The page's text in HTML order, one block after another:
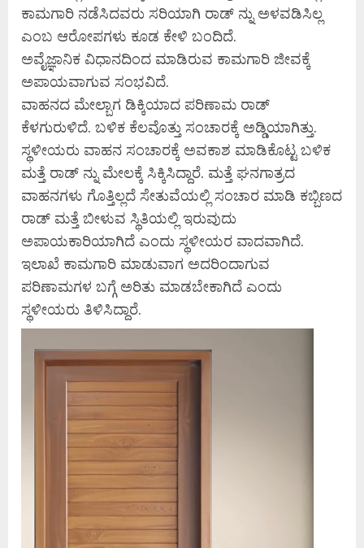
‌ಕಾಮಗಾರಿ ನಡೆಸಿದವರು ಸರಿಯಾಗಿ ರಾಡ್ ನ್ನು ಅಳವಡಿಸಿಲ್ಲ
ಎಂಬ ಆರೋಪಗಳು ಕೂಡ ಕೇಳಿ ಬಂದಿದೆ.
ಅವೈಜ್ಞಾನಿಕ ವಿಧಾನದಿಂದ ಮಾಡಿರುವ ಕಾಮಗಾರಿ ಜೀವಕ್ಕೆ
ಅಪಾಯವಾಗುವ ಸಂಭವಿದೆ.
ವಾಹನದ ಮೇಲ್ಬಾಗ ಡಿಕ್ಕಿಯಾದ ಪರಿಣಾಮ ರಾಡ್
ಕೆಳಗುರುಳಿದೆ. ಬಳಿಕ ಕೆಲವೊತ್ತು ಸಂಚಾರಕ್ಕೆ ಅಡ್ಡಿಯಾಗಿತ್ತು.
ಸ್ಥಳೀಯರು ವಾಹನ ಸಂಚಾರಕ್ಕೆ ಅವಕಾಶ ಮಾಡಿಕೊಟ್ಟ ಬಳಿಕ
ಮತ್ತೆ ರಾಡ್ ನ್ನು ಮೇಲಕ್ಕೆ ಸಿಕ್ಕಿಸಿದ್ದಾರೆ. ಮತ್ತೆ ಘನಗಾತ್ರದ
ವಾಹನಗಳು ಗೊತ್ತಿಲ್ಲದೆ ಸೇತುವೆಯಲ್ಲಿ ಸಂಚಾರ ಮಾಡಿ ಕಬ್ಬಿಣದ
ರಾಡ್ ಮತ್ತೆ ಬೀಳುವ ಸ್ಥಿತಿಯಲ್ಲಿ ಇರುವುದು
ಅಪಾಯಕಾರಿಯಾಗಿದೆ ಎಂದು ಸ್ಥಳೀಯರ ವಾದವಾಗಿದೆ.
ಇಲಾಖೆ ಕಾಮಗಾರಿ ಮಾಡುವಾಗ ಅದರಿಂದಾಗುವ
ಪರಿಣಾಮಗಳ ಬಗ್ಗೆ ಅರಿತು ಮಾಡಬೇಕಾಗಿದೆ ಎಂದು
ಸ್ಥಳೀಯರು ತಿಳಿಸಿದ್ದಾರೆ.